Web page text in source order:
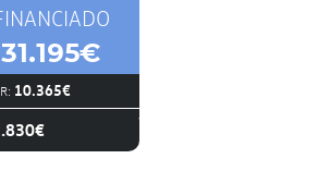
31.195€
10.365€